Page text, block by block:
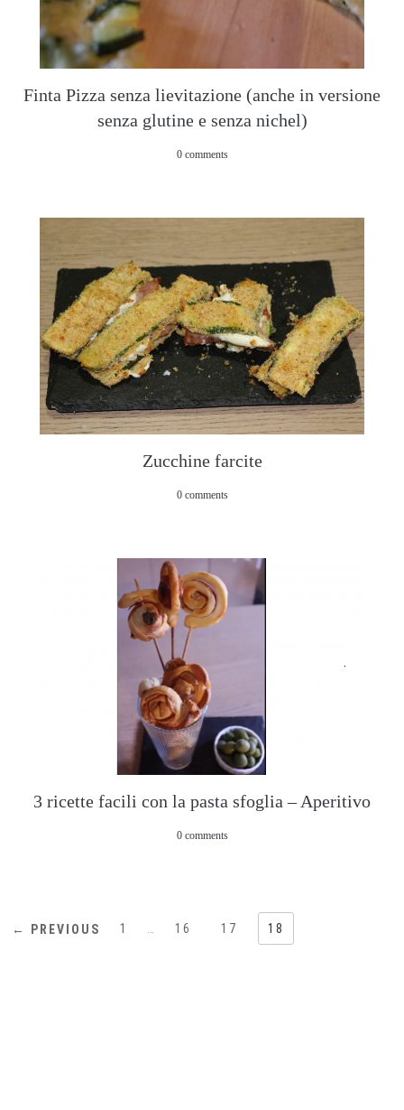
Finta Pizza senza lievitazione (anche in versione
senza glutine e senza nichel)
0 comments
Zucchine farcite
0 comments
3 ricette facili con la pasta sfoglia – Aperitivo
0 comments
← PREVIOUS 1 16 17 18